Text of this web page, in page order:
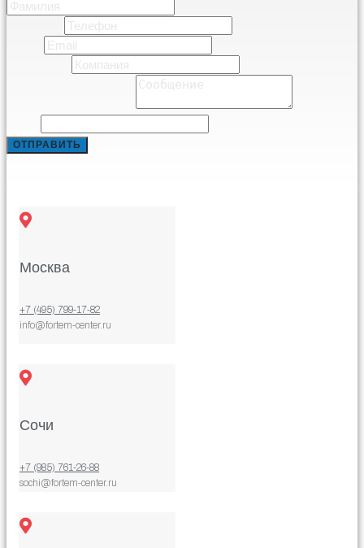
ОТПРАВИТЬ
Москва
+7 (495) 799-17-82
info@fortem-center.ru
Сочи
+7 (985) 761-26-88
sochi@fortem-center.ru